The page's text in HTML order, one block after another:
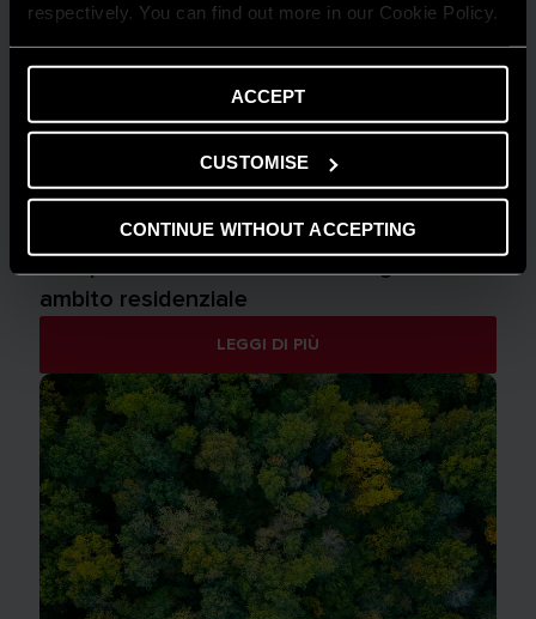
respectively. You can find out more in our Cookie Policy.
ACCEPT
CUSTOMISE
CONTINUE WITHOUT ACCEPTING
CONSIGLI E SOLUZIONI
Comprendere la flessibilità energetica in
ambito residenziale
LEGGI DI PIÙ